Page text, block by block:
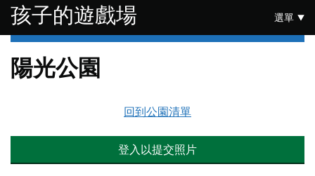
跳至主要內容
孩子的遊戲場 選單
陽光公園
回到公園清單
登入以提交照片